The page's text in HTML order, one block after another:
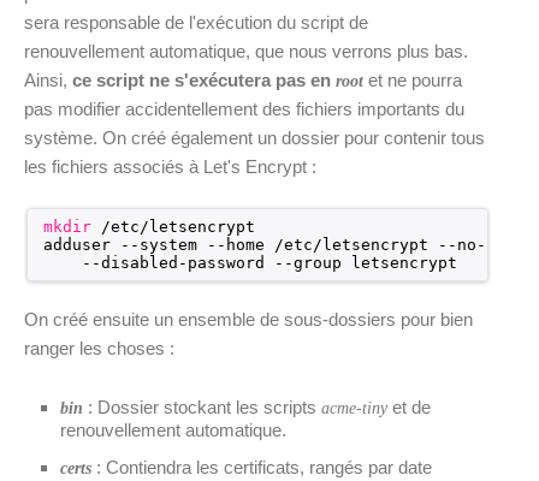
sera responsable de l'exécution du script de
renouvellement automatique, que nous verrons plus bas.
Ainsi, ce script ne s'exécutera pas en root et ne pourra
pas modifier accidentellement des fichiers importants du
système. On créé également un dossier pour contenir tous
les fichiers associés à Let's Encrypt :
mkdir /etc/letsencrypt
adduser --system --home /etc/letsencrypt
--no-
--disabled-password --group letsencrypt
On créé ensuite un ensemble de sous-dossiers pour bien
ranger les choses :
bin : Dossier stockant les scripts acme-tiny et de
renouvellement automatique.
certs : Contiendra les certificats, rangés par date